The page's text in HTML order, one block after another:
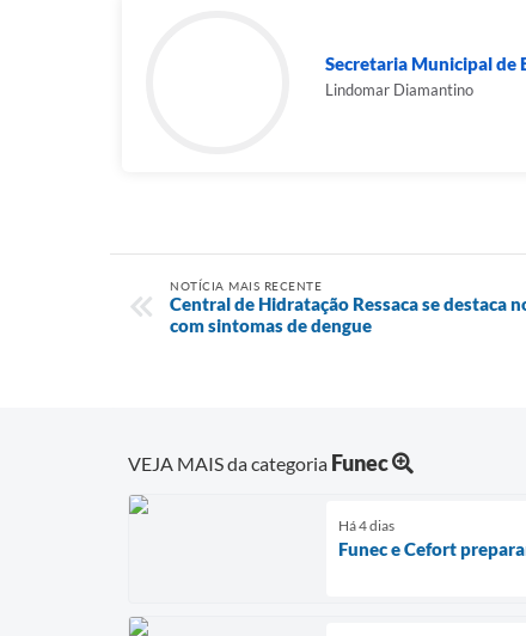
Secretaria Municipal de
Lindomar Diamantino
NOTÍCIA MAIS RECENTE
Central de Hidratação Ressaca se destaca
com sintomas de dengue
VEJA MAIS da categoria Funec
Há 4 dias
Funec e Cefort